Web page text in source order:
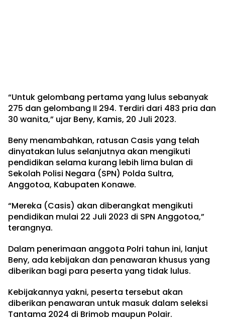
“Untuk gelombang pertama yang lulus sebanyak
275 dan gelombang II 294. Terdiri dari 483 pria dan
30 wanita,” ujar Beny, Kamis, 20 Juli 2023.
Beny menambahkan, ratusan Casis yang telah
dinyatakan lulus selanjutnya akan mengikuti
pendidikan selama kurang lebih lima bulan di
Sekolah Polisi Negara (SPN) Polda Sultra,
Anggotoa, Kabupaten Konawe.
“Mereka (Casis) akan diberangkat mengikuti
pendidikan mulai 22 Juli 2023 di SPN Anggotoa,”
terangnya.
Dalam penerimaan anggota Polri tahun ini, lanjut
Beny, ada kebijakan dan penawaran khusus yang
diberikan bagi para peserta yang tidak lulus.
Kebijakannya yakni, peserta tersebut akan
diberikan penawaran untuk masuk dalam seleksi
Tantama 2024 di Brimob maupun Polair.